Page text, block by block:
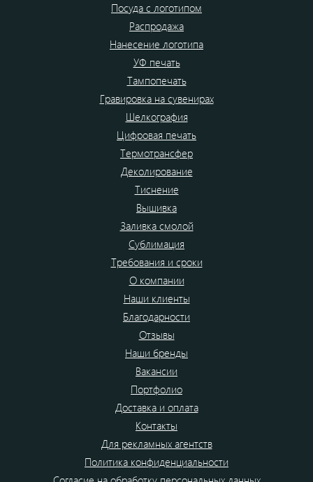
Посуда с логотипом
Распродажа
Нанесение логотипа
УФ печать
Тампопечать
Гравировка на сувенирах
Шелкография
Цифровая печать
Термотрансфер
Деколирование
Тиснение
Вышивка
Заливка смолой
Сублимация
Требования и сроки
О компании
Наши клиенты
Благодарности
Отзывы
Наши бренды
Вакансии
Портфолио
Доставка и оплата
Контакты
Для рекламных агентств
Политика конфиденциальности